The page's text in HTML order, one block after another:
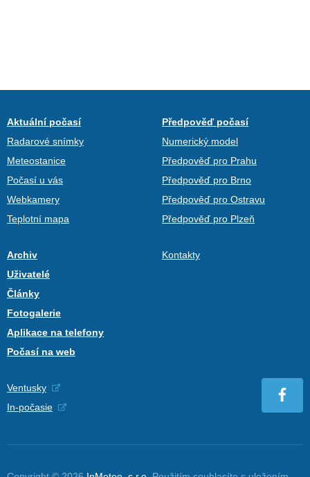
Aktuální počasí
Radarové snímky
Meteostanice
Počasí u vás
Webkamery
Teplotní mapa
Předpověď počasí
Numerický model
Předpověď pro Prahu
Předpověď pro Brno
Předpověď pro Ostravu
Předpověď pro Plzeň
Archiv
Uživatelé
Články
Fotogalerie
Aplikace na telefony
Počasí na web
Kontakty
Ventusky
In-počasie